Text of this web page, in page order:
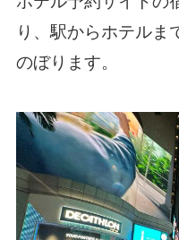
り、駅からホテルま
のぼります。